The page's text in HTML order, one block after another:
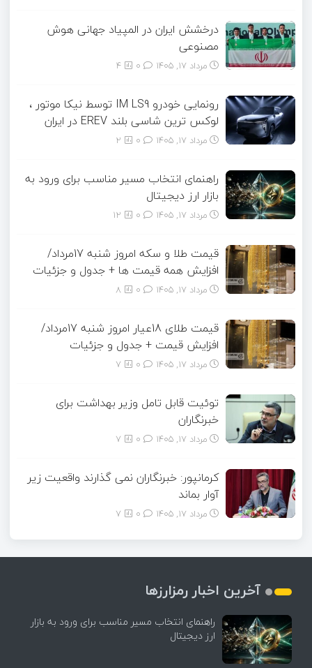
درخشش ایران در المپیاد جهانی هوش
مصنوعی
مرداد ۱۷, ۱۴۰۵ 4
رونمایی خودرو IM LS9 توسط نیکا موتور ،
لوکس ترین شاسی بلند EREV در ایران
مرداد ۱۷, ۱۴۰۵ 2
راهنمای انتخاب مسیر مناسب برای ورود به
بازار ارز دیجیتال
مرداد ۱۷, ۱۴۰۵ 12
قیمت طلا و سکه امروز شنبه 17مرداد/
افزایش همه قیمت ها + جدول و جزئیات
مرداد ۱۷, ۱۴۰۵ 8
قیمت طلای 18عیار امروز شنبه 17مرداد/
افزایش قیمت + جدول و جزئیات
مرداد ۱۷, ۱۴۰۵ 7
توئیت قابل تامل وزیر بهداشت برای
خبرنگاران
مرداد ۱۷, ۱۴۰۵ 7
کرمانپور: خبرنگاران نمی گذارند واقعیت زیر
آوار بماند
مرداد ۱۷, ۱۴۰۵ 7
آخرین اخبار رمزارزها
راهنمای انتخاب مسیر مناسب برای ورود به بازار
ارز دیجیتال